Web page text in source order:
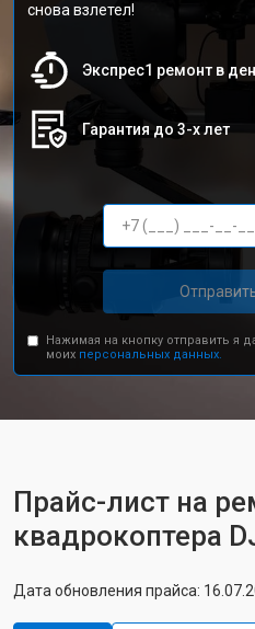
снова взлетел!
Экспрес1 ремонт в
Гарантия до 3-х лет
Нажимая на кнопку отправить я
моих персональных данных.
Прайс-лист на
квадрокоптера
Дата обновления прайса: